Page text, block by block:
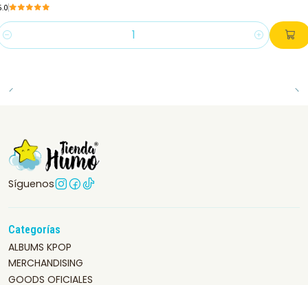
Síguenos
Categorías
ALBUMS KPOP
MERCHANDISING
GOODS OFICIALES